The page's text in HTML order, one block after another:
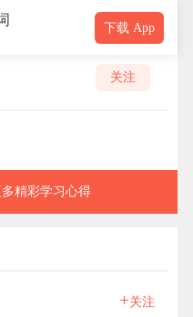
下载 App
关注
精彩学习心得
+关注